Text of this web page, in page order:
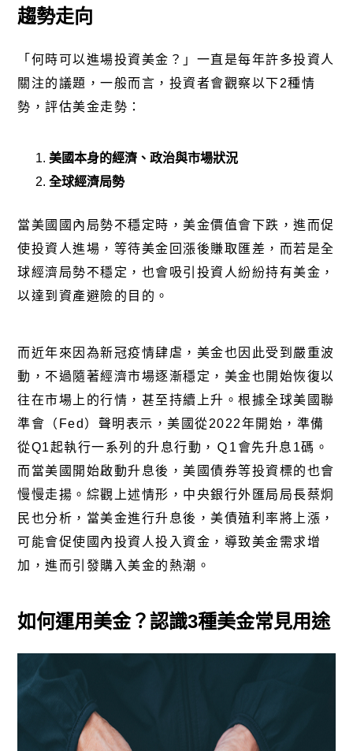
趨勢走向
「何時可以進場投資美金？」一直是每年許多投資人
關注的議題，一般而言，投資者會觀察以下2種情
勢，評估美金走勢：
美國本身的經濟、政治與市場狀況
全球經濟局勢
當美國國內局勢不穩定時，美金價值會下跌，進而促
使投資人進場，等待美金回漲後賺取匯差，而若是全
球經濟局勢不穩定，也會吸引投資人紛紛持有美金，
以達到資產避險的目的。
而近年來因為新冠疫情肆虐，美金也因此受到嚴重波
動，不過隨著經濟市場逐漸穩定，美金也開始恢復以
往在市場上的行情，甚至持續上升。根據全球美國聯
準會（Fed）聲明表示，美國從2022年開始，準備
從Q1起執行一系列的升息行動，Ｑ1會先升息1碼。
而當美國開始啟動升息後，美國債券等投資標的也會
慢慢走揚。綜觀上述情形，中央銀行外匯局局長蔡炯
民也分析，當美金進行升息後，美債殖利率將上漲，
可能會促使國內投資人投入資金，導致美金需求增
加，進而引發購入美金的熱潮。
如何運用美金？認識3種美金常見用途